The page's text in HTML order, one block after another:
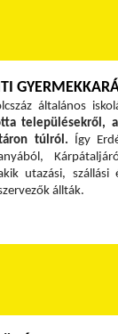
általános
településekről,
túlról. Így
utazási, szállási
állták.